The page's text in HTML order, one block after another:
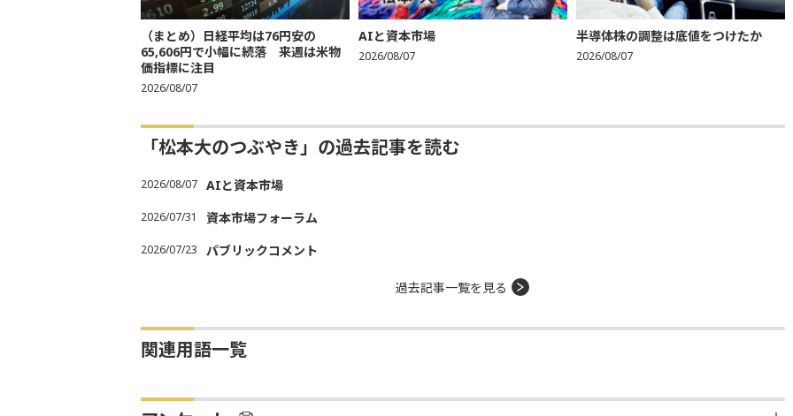
（まとめ）日経平均は76円安の
65,606円で小幅に続落 来週は米物
価指標に注目
2026/08/07
AIと資本市場
2026/08/07
半導体株の調整は底値をつけたか
2026/08/07
「松本大のつぶやき」の過去記事を読む
2026/08/07 AIと資本市場
2026/07/31 資本市場フォーラム
2026/07/23 パブリックコメント
過去記事一覧を見る
関連用語一覧